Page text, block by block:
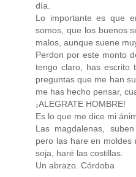
día.
Lo importante es que
somos, que los buenos
malos, aunque suene
Perdon por este monto
tengo claro, has escrito
preguntas que me han
me has hecho pensar,
¡ALEGRATE HOMBRE!
Es lo que me dice mi
Las magdalenas,
pero las hare en moldes
soja, haré las costillas.
Un abrazo. Córdoba